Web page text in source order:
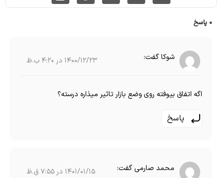
0 پاسخ
شوکاگفت: 1400/12/23 در 4:20 ب.ظ
اگه اتفاق بیوفته روی وضع بازار تاثیر میذاره درسته؟
پاسخ
محمد صارمیگفت: 1401/01/15 در 7:55 ق.ظ